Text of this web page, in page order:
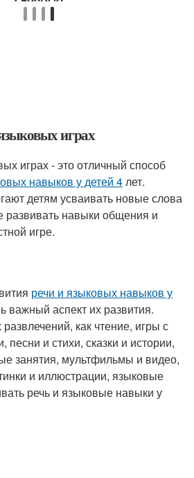
играх
играх - это отличный способ
навыков у детей 4лет.
детям усваивать новые слова
развивать навыки общения и
игре.
речи и языковых навыков у
важный аспект их развития.
как чтение, игры с
и стихи, сказки и истории,
занятия, мультфильмы и видео,
и иллюстрации, языковые
речь и языковые навыки у